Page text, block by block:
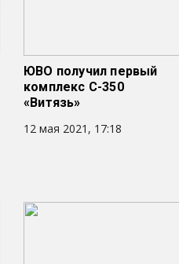
ЮВО получил первый
комплекс С-350
«Витязь»
12 мая 2021, 17:18